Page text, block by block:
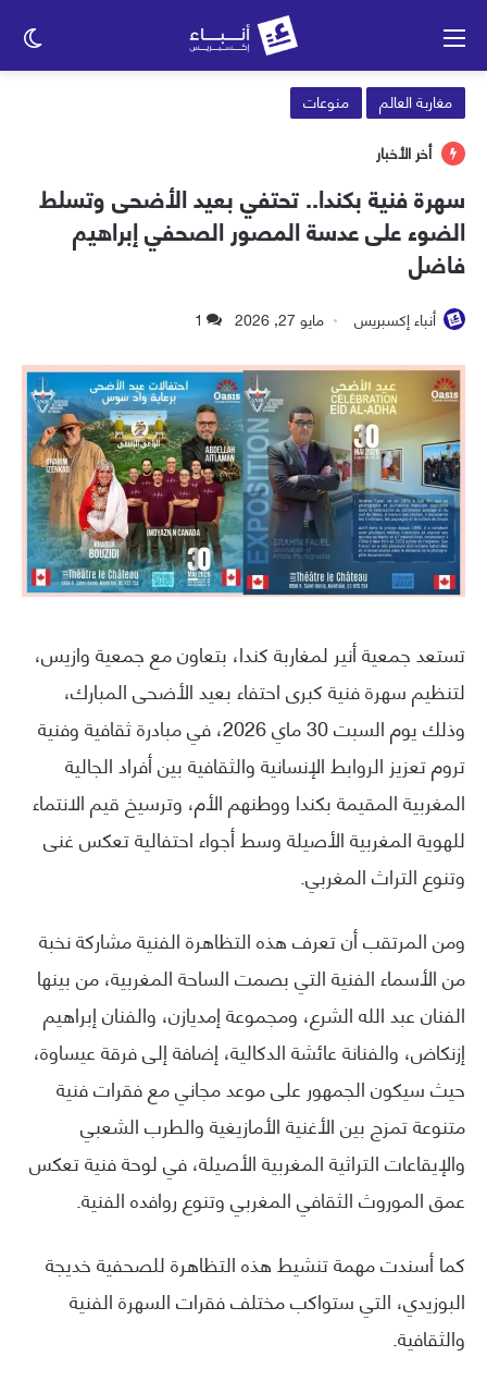
مغاربة العالم
منوعات
أخر الأخبار
سهرة فنية بكندا.. تحتفي بعيد الأضحى وتسلط
الضوء على عدسة المصور الصحفي إبراهيم
فاضل
أنباء إكسبريس مايو 27, 2026 1
تستعد جمعية أنير لمغاربة كندا، بتعاون مع جمعية وازيس،
لتنظيم سهرة فنية كبرى احتفاء بعيد الأضحى المبارك،
وذلك يوم السبت 30 ماي 2026، في مبادرة ثقافية وفنية
تروم تعزيز الروابط الإنسانية والثقافية بين أفراد الجالية
المغربية المقيمة بكندا ووطنهم الأم، وترسيخ قيم الانتماء
للهوية المغربية الأصيلة وسط أجواء احتفالية تعكس غنى
وتنوع التراث المغربي.
ومن المرتقب أن تعرف هذه التظاهرة الفنية مشاركة نخبة
من الأسماء الفنية التي بصمت الساحة المغربية، من بينها
الفنان عبد الله الشرع، ومجموعة إمديازن، والفنان إبراهيم
إزنكاض، والفنانة عائشة الدكالية، إضافة إلى فرقة عيساوة،
حيث سيكون الجمهور على موعد مجاني مع فقرات فنية
متنوعة تمزج بين الأغنية الأمازيغية والطرب الشعبي
والإيقاعات التراثية المغربية الأصيلة، في لوحة فنية تعكس
عمق الموروث الثقافي المغربي وتنوع روافده الفنية.
كما أسندت مهمة تنشيط هذه التظاهرة للصحفية خديجة
البوزيدي، التي ستواكب مختلف فقرات السهرة الفنية
والثقافية.